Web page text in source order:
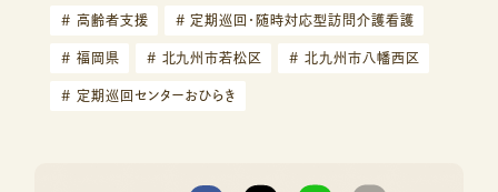
# 高齢者支援 # 定期巡回・随時対応型訪問介護看護
# 福岡県 # 北九州市若松区 # 北九州市八幡西区
# 定期巡回センターおひらき